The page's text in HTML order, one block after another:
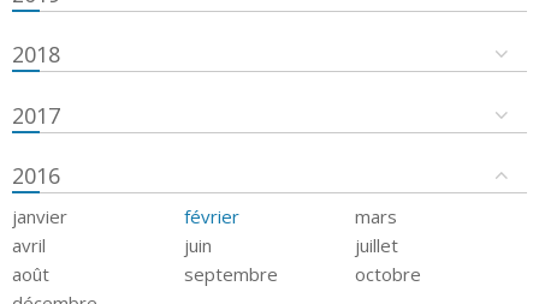
2018
2017
2016
janvier février
mars
avril
juin
juillet
août
septembre
octobre